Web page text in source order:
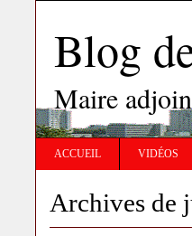
Blog
Maire
ACCUEIL VIDÉOS
Archives de